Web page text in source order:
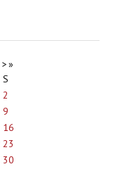
>»
S
2
9
16
23
30